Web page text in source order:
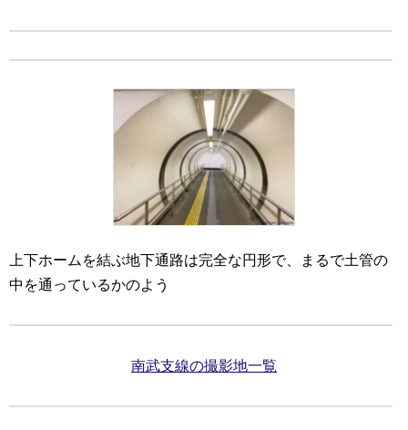
上下ホームを結ぶ地下通路は完全な円形で、まるで土管の
中を通っているかのよう
南武支線の撮影地一覧